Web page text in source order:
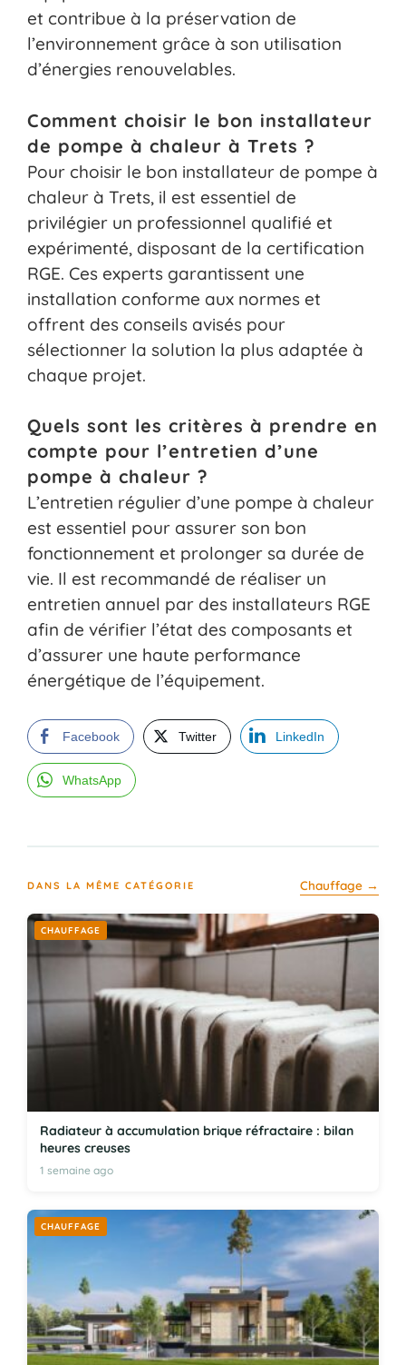
et contribue à la préservation de
l’environnement grâce à son utilisation
d’énergies renouvelables.
Comment choisir le bon installateur
de pompe à chaleur à Trets ?
Pour choisir le bon installateur de pompe à
chaleur à Trets, il est essentiel de
privilégier un professionnel qualifié et
expérimenté, disposant de la certification
RGE. Ces experts garantissent une
installation conforme aux normes et
offrent des conseils avisés pour
sélectionner la solution la plus adaptée à
chaque projet.
Quels sont les critères à prendre en
compte pour l’entretien d’une
pompe à chaleur ?
L’entretien régulier d’une pompe à chaleur
est essentiel pour assurer son bon
fonctionnement et prolonger sa durée de
vie. Il est recommandé de réaliser un
entretien annuel par des installateurs RGE
afin de vérifier l’état des composants et
d’assurer une haute performance
énergétique de l’équipement.
Facebook Twitter LinkedIn
WhatsApp
DANS LA MÊME CATÉGORIE Chauffage →
CHAUFFAGE
Radiateur à accumulation brique réfractaire : bilan
heures creuses
1 semaine ago
CHAUFFAGE